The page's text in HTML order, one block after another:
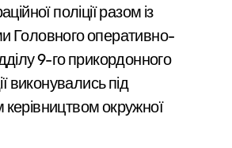
поліції разом із
Головного оперативно-
9-го прикордонного
виконувались під
окружної